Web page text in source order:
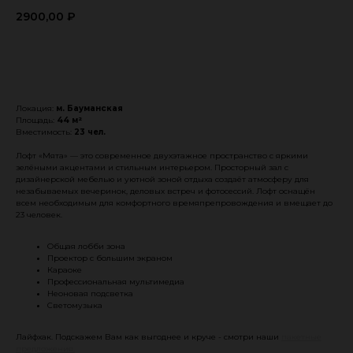
2900,00 ₽
Локация: м. Бауманская
Площадь: 44 м²
Вместимость: 23 чел.
Лофт «Мята» — это современное двухэтажное пространство с яркими
зелёными акцентами и стильным интерьером. Просторный зал с
дизайнерской мебелью и уютной зоной отдыха создаёт атмосферу для
незабываемых вечеринок, деловых встреч и фотосессий. Лофт оснащён
всем необходимым для комфортного времяпрепровождения и вмещает до
23 человек.
Общая лобби зона
Проектор с большим экраном
Караоке
Профессиональная мультимедиа
Неоновая подсветка
Светомузыка
Лайфхак. Подскажем Вам как выгоднее и круче - смотри наши